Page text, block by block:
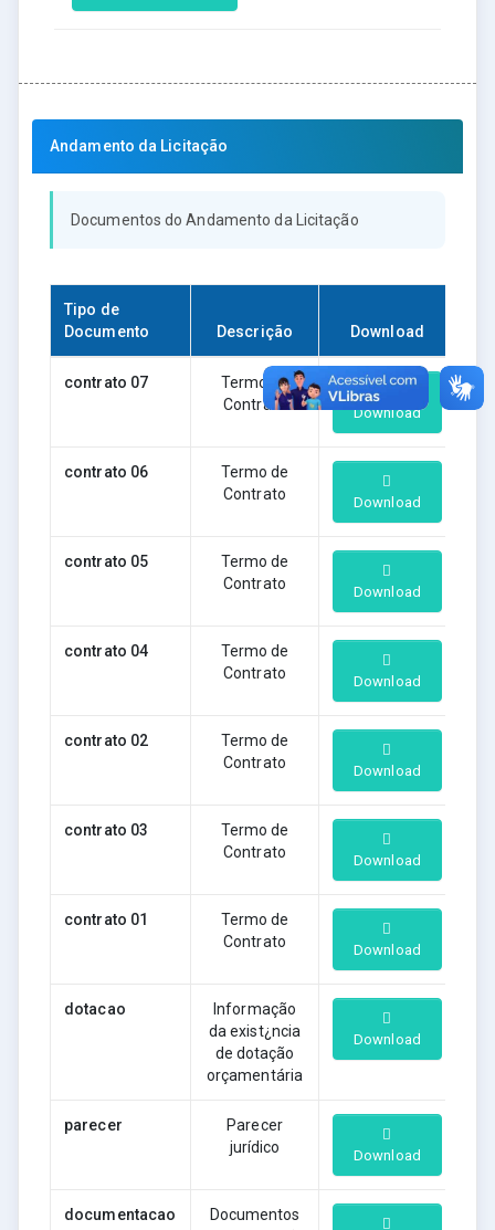
Andamento da Licitação
Documentos do Andamento da Licitação
Tipo de
Documento
Descrição Download
contrato 07
Termo de
Contrato
Download
contrato 06
Termo de
Contrato
Download
contrato 05
Termo de
Contrato
Download
contrato 04
Termo de
Contrato
Download
contrato 02
Termo de
Contrato
Download
contrato 03
Termo de
Contrato
Download
contrato 01
Termo de
Contrato
Download
dotacao
Informação
da exist¿ncia
de dotação
orçamentária
Download
parecer
Parecer
jurídico
Download
documentacao
Documentos